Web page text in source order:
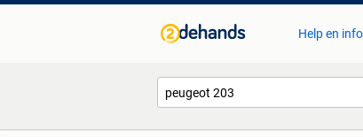
Help en info